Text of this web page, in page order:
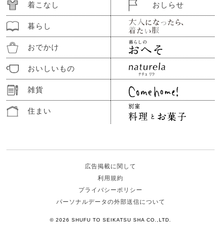
着こなし
暮らし
おでかけ
おいしいもの
雑貨
住まい
おしらせ
広告掲載に関して
利用規約
プライバシーポリシー
パーソナルデータの外部送信について
© 2026 SHUFU TO SEIKATSU SHA CO.,LTD.